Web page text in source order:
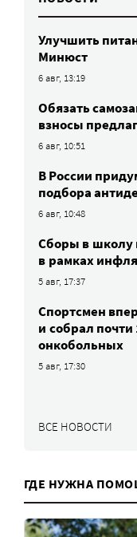
Улучшить
Минюст
6 авг, 13:19
Обязать
взносы
6 авг, 10:51
В России
подбора
6 авг, 10:48
Сборы в школу
в рамках
5 авг, 17:37
Спортсмен
и собрал
онкобольных
5 авг, 17:30
ВСЕ НОВОСТИ
ГДЕ НУЖНА